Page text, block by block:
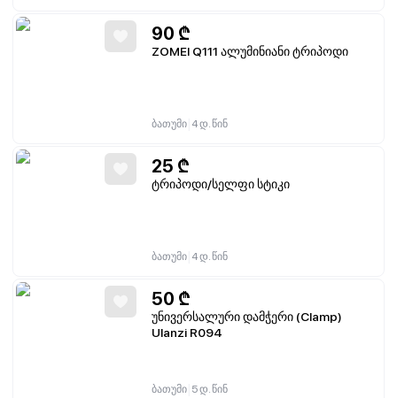
90 ₾
ZOMEI Q111 ალუმინიანი ტრიპოდი
ბათუმი 4 დ. წინ
25 ₾
ტრიპოდი/სელფი სტიკი
ბათუმი 4 დ. წინ
50 ₾
უნივერსალური დამჭერი (Clamp)
Ulanzi R094
ბათუმი 5 დ. წინ